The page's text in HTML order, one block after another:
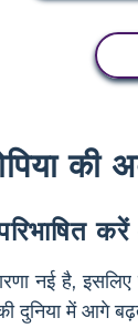
की
नई है,
दुनिया में आगे